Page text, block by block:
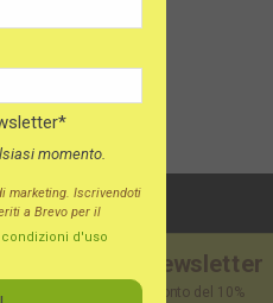
Iscriviti alla newsletter
Ricevi subito uno sconto del 10%
momento.
marketing. Iscrivendoti
a Brevo per il
condizioni d'uso